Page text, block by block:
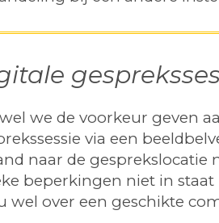
we de voorkeur geven
via een
naar de
beperkingen niet in
wel over een geschikte